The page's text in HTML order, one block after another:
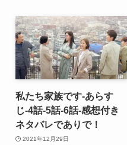
私たち家族です-あらす
じ-4話-5話-6話-感想付き
ネタバレでありで！
2021年12月29日